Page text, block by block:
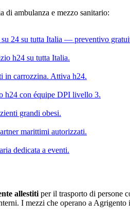
di ambulanza e mezzo sanitario:
24 su tutta Italia — preventivo
h24 su tutta Italia.
in carrozzina. Attiva h24.
h24 con équipe DPI livello 3.
grandi obesi.
marittimi autorizzati.
dedicata a eventi.
allestiti per il trasporto di persone
I mezzi che operano a Agrigento